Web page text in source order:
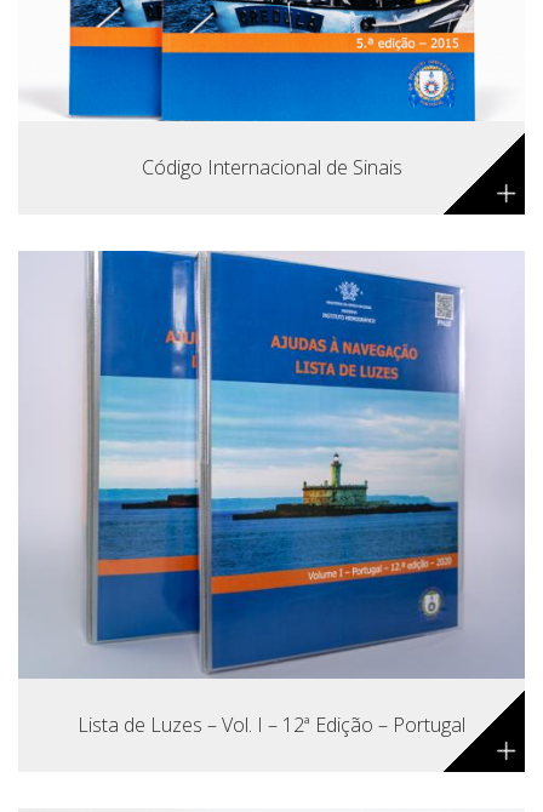
Código Internacional de Sinais +
Lista de Luzes – Vol. I – 12ª Edição – Portugal +